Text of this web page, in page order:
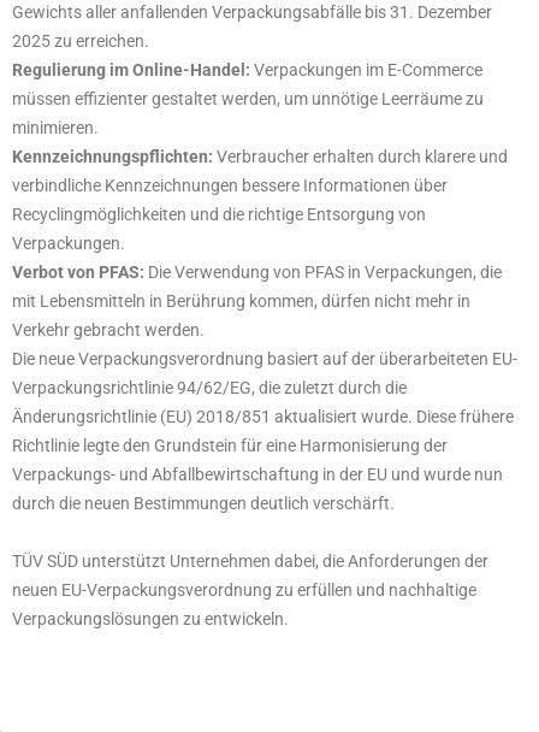
Gewichts aller anfallenden Verpackungsabfälle bis 31. Dezember
2025 zu erreichen.
Regulierung im Online-Handel: Verpackungen im E-Commerce
müssen effizienter gestaltet werden, um unnötige Leerräume zu
minimieren.
Kennzeichnungspflichten: Verbraucher erhalten durch klarere und
verbindliche Kennzeichnungen bessere Informationen über
Recyclingmöglichkeiten und die richtige Entsorgung von
Verpackungen.
Verbot von PFAS: Die Verwendung von PFAS in Verpackungen, die
mit Lebensmitteln in Berührung kommen, dürfen nicht mehr in
Verkehr gebracht werden.
Die neue Verpackungsverordnung basiert auf der überarbeiteten EU-
Verpackungsrichtlinie 94/62/EG, die zuletzt durch die
Änderungsrichtlinie (EU) 2018/851 aktualisiert wurde. Diese frühere
Richtlinie legte den Grundstein für eine Harmonisierung der
Verpackungs- und Abfallbewirtschaftung in der EU und wurde nun
durch die neuen Bestimmungen deutlich verschärft.
TÜV SÜD unterstützt Unternehmen dabei, die Anforderungen der
neuen EU-Verpackungsverordnung zu erfüllen und nachhaltige
Verpackungslösungen zu entwickeln.